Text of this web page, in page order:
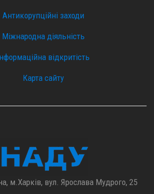
Антикорупційні заходи
Міжнародна діяльність
відкритість
Карта сайту
м.Харків, вул. Ярослава Мудрого, 25